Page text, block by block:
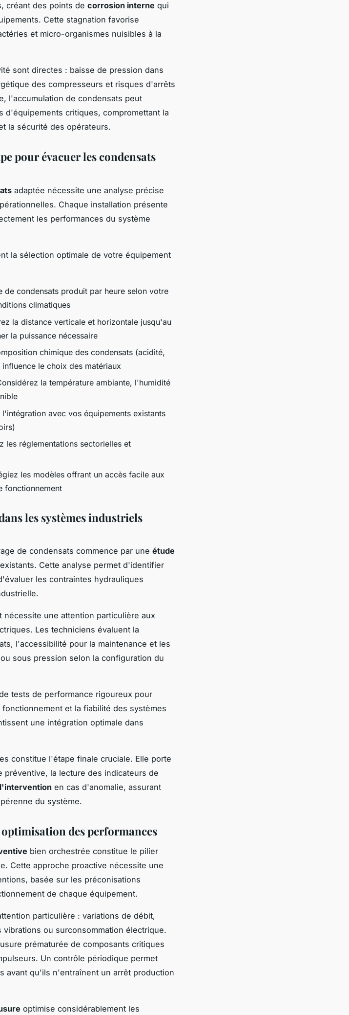
créant des points de corrosion interne qui
Cette stagnation favorise
et micro-organismes nuisibles à la
sont directes : baisse de pression dans
des compresseurs et risques d'arrêts
l'accumulation de condensats peut
d'équipements critiques, compromettant la
la sécurité des opérateurs.
pour évacuer les condensats
adaptée nécessite une analyse précise
Chaque installation présente
les performances du système
la sélection optimale de votre équipement
de condensats produit par heure selon votre
climatiques
la distance verticale et horizontale jusqu'au
la puissance nécessaire
chimique des condensats (acidité,
le choix des matériaux
la température ambiante, l'humidité
l'intégration avec vos équipements existants
les réglementations sectorielles et
les modèles offrant un accès facile aux
fonctionnement
les systèmes industriels
de condensats commence par une étude
Cette analyse permet d'identifier
les contraintes hydrauliques
une attention particulière aux
Les techniciens évaluent la
l'accessibilité pour la maintenance et les
sous pression selon la configuration du
tests de performance rigoureux pour
et la fiabilité des systèmes
une intégration optimale dans
constitue l'étape finale cruciale. Elle porte
préventive, la lecture des indicateurs de
en cas d'anomalie, assurant
du système.
des performances
bien orchestrée constitue le pilier
Cette approche proactive nécessite une
basée sur les préconisations
de chaque équipement.
particulière : variations de débit,
ou surconsommation électrique.
prématurée de composants critiques
Un contrôle périodique permet
avant qu'ils n'entraînent un arrêt production
optimise considérablement les